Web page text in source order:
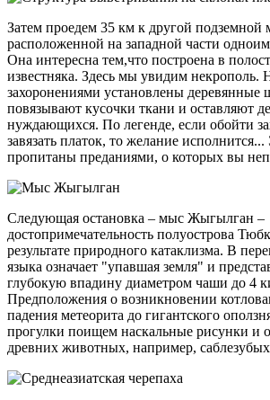
Затем проедем 35 км к другой подземной
расположенной на западной части
Она интересна тем,что построена в
известняка. Здесь мы увидим некрополь.
захоронениями установлены деревянные
повязывают кусочки ткани и оставляют
нуждающихся. По легенде, если обойти
завязать платок, то желание исполнится...
пропитаны преданиями, о которых вы
Следующая остановка – мыс Жыгылган –
достопримечательность полуострова
результате природного катаклизма. В
языка означает "упавшая земля" и
глубокую впадину диаметром чаши до 4
Предположения о возникновении
падения метеорита до гигантского
прогулки поищем наскальные рисунки и
древних животных, например,